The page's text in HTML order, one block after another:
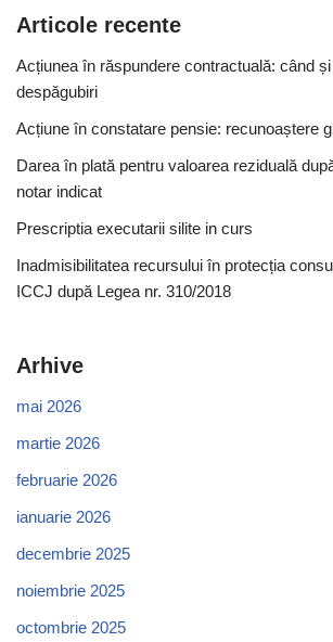
Articole recente
Acțiunea în răspundere contractuală: când
despăgubiri
Acțiune în constatare pensie: recunoaștere
Darea în plată pentru valoarea reziduală
notar indicat
Prescriptia executarii silite in curs
Inadmisibilitatea recursului în protecția
ICCJ după Legea nr. 310/2018
Arhive
mai 2026
martie 2026
februarie 2026
ianuarie 2026
decembrie 2025
noiembrie 2025
octombrie 2025